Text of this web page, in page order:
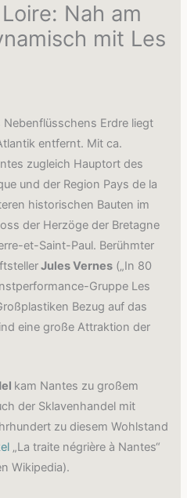
Nah am
mit Les
Nebenflüsschens Erdre liegt
entfernt. Mit ca.
zugleich Hauptort des
und der Region Pays de la
historischen Bauten im
der Herzöge der Bretagne
et-Saint-Paul. Berühmter
Jules Vernes („In 80
Gruppe Les
Bezug auf das
eine große Attraktion der
kam Nantes zu großem
der Sklavenhandel mit
zu diesem Wohlstand
„La traite négrière à Nantes“
Wikipedia).